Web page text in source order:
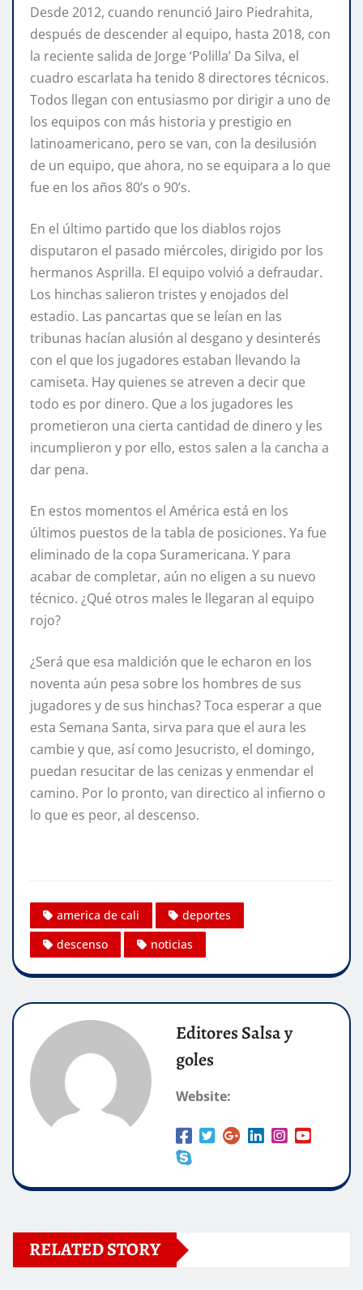
Desde 2012, cuando renunció Jairo Piedrahita,
después de descender al equipo, hasta 2018, con
la reciente salida de Jorge ‘Polilla’ Da Silva, el
cuadro escarlata ha tenido 8 directores técnicos.
Todos llegan con entusiasmo por dirigir a uno de
los equipos con más historia y prestigio en
latinoamericano, pero se van, con la desilusión
de un equipo, que ahora, no se equipara a lo que
fue en los años 80’s o 90’s.
En el último partido que los diablos rojos
disputaron el pasado miércoles, dirigido por los
hermanos Asprilla. El equipo volvió a defraudar.
Los hinchas salieron tristes y enojados del
estadio. Las pancartas que se leían en las
tribunas hacían alusión al desgano y desinterés
con el que los jugadores estaban llevando la
camiseta. Hay quienes se atreven a decir que
todo es por dinero. Que a los jugadores les
prometieron una cierta cantidad de dinero y les
incumplieron y por ello, estos salen a la cancha a
dar pena.
En estos momentos el América está en los
últimos puestos de la tabla de posiciones. Ya fue
eliminado de la copa Suramericana. Y para
acabar de completar, aún no eligen a su nuevo
técnico. ¿Qué otros males le llegaran al equipo
rojo?
¿Será que esa maldición que le echaron en los
noventa aún pesa sobre los hombres de sus
jugadores y de sus hinchas? Toca esperar a que
esta Semana Santa, sirva para que el aura les
cambie y que, así como Jesucristo, el domingo,
puedan resucitar de las cenizas y enmendar el
camino. Por lo pronto, van directico al infierno o
lo que es peor, al descenso.
america de cali
deportes
descenso
noticias
Editores Salsa y
goles
Website:
RELATED STORY